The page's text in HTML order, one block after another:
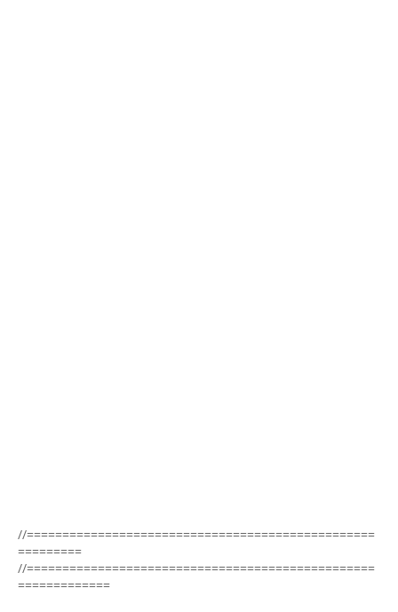
//=================================================
=========
//=================================================
=============